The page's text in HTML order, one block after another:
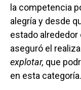
la competencia
alegría y desde
estado alrededor
aseguró el
explotar, que
en esta categoría.